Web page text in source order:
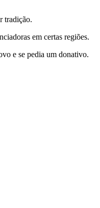
tradição.
em certas regiões.
e se pedia um donativo.